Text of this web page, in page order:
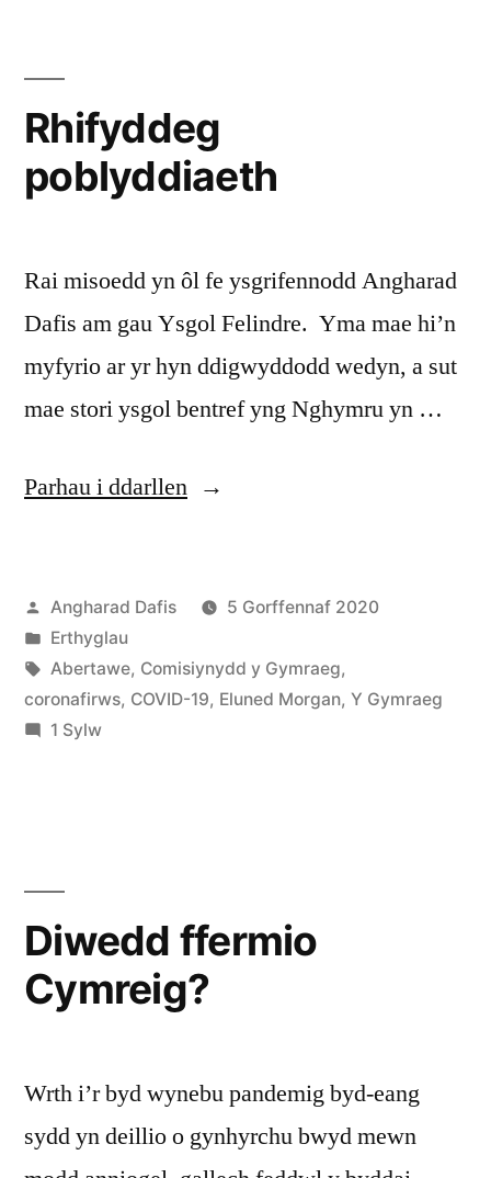
werth”
Nid
yw
Cymru
Rhifyddeg
poblyddiaeth
Rai misoedd yn ôl fe ysgrifennodd Angharad
Dafis am gau Ysgol Felindre. Yma mae hi’n
myfyrio ar yr hyn ddigwyddodd wedyn, a sut
mae stori ysgol bentref yng Nghymru yn …
Parhau i ddarllen “Rhifyddeg
Cofnodwyd
ar
Angharad Dafis
5 Gorffennaf 2020
Cofnodwyd
ar
Erthyglau
Tagiau:
Abertawe, Comisiynydd y Gymraeg,
coronafirws, COVID-19, Eluned Morgan, Y Gymraeg
1 Sylwar
Diwedd ffermio
Cymreig?
Wrth i’r byd wynebu pandemig byd-eang
sydd yn deillio o gynhyrchu bwyd mewn